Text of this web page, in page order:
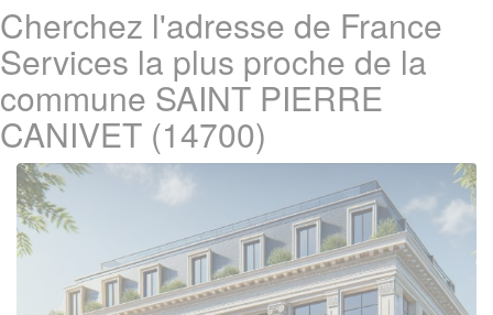
Cherchez l'adresse de France
Services la plus proche de la
commune SAINT PIERRE
CANIVET (14700)